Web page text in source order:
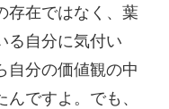
在ではなく、葉
る自分に気付い
自分の価値観の中
ですよ。でも、